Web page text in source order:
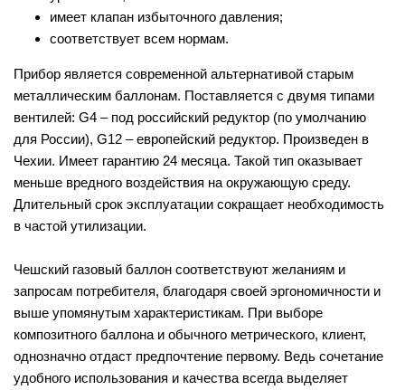
имеет клапан избыточного давления;
соответствует всем нормам.
Прибор является современной альтернативой старым
металлическим баллонам. Поставляется с двумя типами
вентилей: G4 – под российский редуктор (по умолчанию
для России), G12 – европейский редуктор. Произведен в
Чехии. Имеет гарантию 24 месяца. Такой тип оказывает
меньше вредного воздействия на окружающую среду.
Длительный срок эксплуатации сокращает необходимость
в частой утилизации.
Чешский газовый баллон соответствуют желаниям и
запросам потребителя, благодаря своей эргономичности и
выше упомянутым характеристикам. При выборе
композитного баллона и обычного метрического, клиент,
однозначно отдаст предпочтение первому. Ведь сочетание
удобного использования и качества всегда выделяет